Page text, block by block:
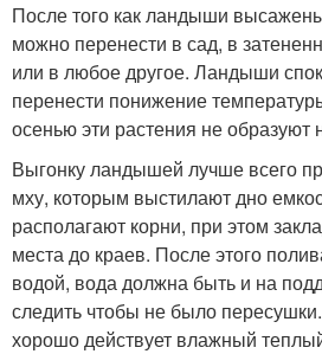
После того как ландыши
можно перенести в сад, в
или в любое другое. Ландыши
перенести понижение
осенью эти растения не образуют
Выгонку ландышей лучше всего
мху, которым выстилают дно
располагают корни, при этом
места до краев. После этого
водой, вода должна быть и на
следить чтобы не было
хорошо действует влажный